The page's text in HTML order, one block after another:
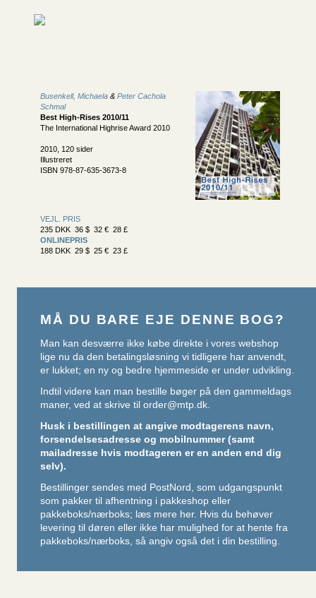
Busenkell, Michaela & Peter Cachola
Schmal
Best High-Rises 2010/11
The International Highrise Award 2010
2010, 120 sider
Illustreret
ISBN 978-87-635-3673-8
VEJL. PRIS
235 DKK 36 $ 32 € 28 £
ONLINEPRIS
188 DKK 29 $ 25 € 23 £
MÅ DU BARE EJE DENNE BOG?
Man kan desværre ikke købe direkte i vores webshop
lige nu da den betalingsløsning vi tidligere har anvendt,
er lukket; en ny og bedre hjemmeside er under udvikling.
Indtil videre kan man bestille bøger på den gammeldags
maner, ved at skrive til order@mtp.dk.
Husk i bestillingen at angive modtagerens navn,
forsendelsesadresse og mobilnummer (samt
mailadresse hvis modtageren er en anden end dig
selv).
Bestillinger sendes med PostNord, som udgangspunkt
som pakker til afhentning i pakkeshop eller
pakkeboks/nærboks; læs mere her. Hvis du behøver
levering til døren eller ikke har mulighed for at hente fra
pakkeboks/nærboks, så angiv også det i din bestilling.